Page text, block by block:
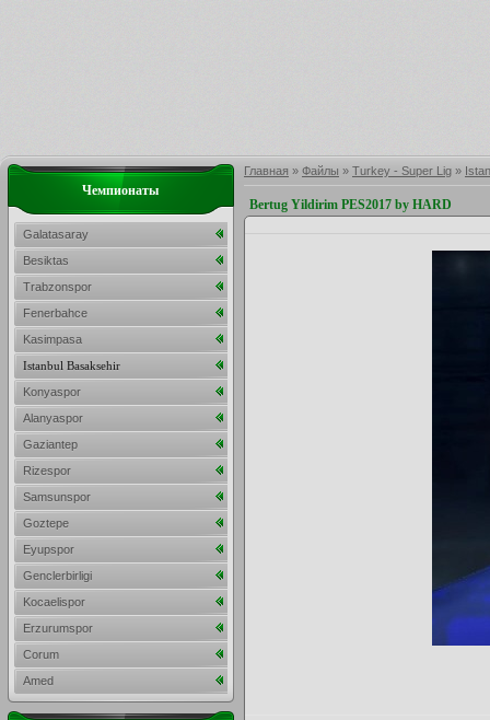
Главная » Файлы » Turkey - Super Lig »
Bertug Yildirim PES2017 by HARD
Чемпионаты
Galatasaray
Besiktas
Trabzonspor
Fenerbahce
Kasimpasa
Istanbul Basaksehir
Konyaspor
Alanyaspor
Gaziantep
Rizespor
Samsunspor
Goztepe
Eyupspor
Genclerbirligi
Kocaelispor
Erzurumspor
Corum
Amed